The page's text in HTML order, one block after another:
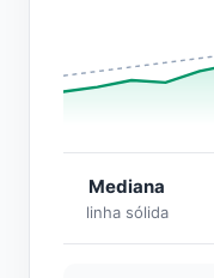
Mediana
linha sólida